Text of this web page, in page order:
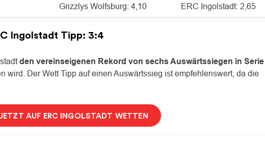
Grizzlys Wolfsburg: 4,10 ERC Ingolstadt: 2,65
Ingolstadt Tipp: 3:4
den vereinseigenen Rekord von sechs Auswärtssiegen in Serie
wird. Der Wett Tipp auf einen Auswärtssieg ist empfehlenswert, da die
AUF ERC INGOLSTADT WETTEN